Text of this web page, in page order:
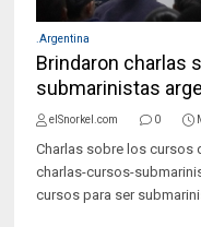
.Argentina
Brindaron charlas
submarinistas
elSnorkel.com 0
Charlas sobre los cursos
charlas-cursos-
cursos para ser